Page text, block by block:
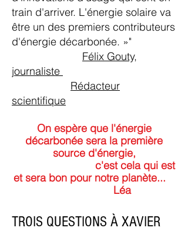
train d'arriver. L'énergie solaire va
être un des premiers contributeurs
d'énergie décarbonée. »"
Félix Gouty,
journaliste
Rédacteur
scientifique
On espère que l'énergie
décarbonée sera la première
source d'énergie,
c'est cela qui est
et sera bon pour notre planète...
Léa
TROIS QUESTIONS À XAVIER